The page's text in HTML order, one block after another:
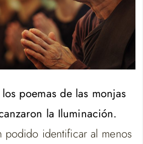
poemas de las monjas
la Iluminación.
podido identificar al menos